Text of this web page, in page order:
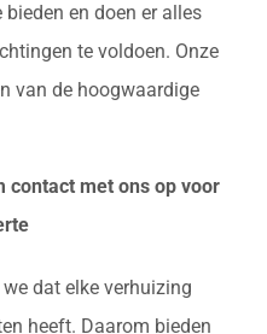
en doen er alles
te voldoen. Onze
van de hoogwaardige
contact met ons op voor
dat elke verhuizing
heeft. Daarom bieden